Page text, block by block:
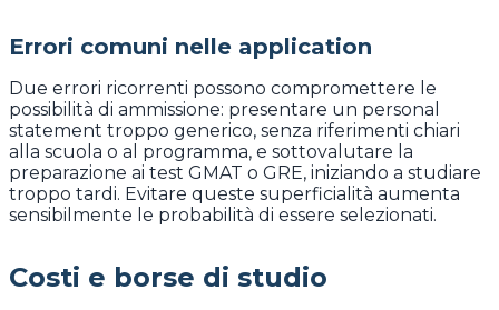
Errori comuni nelle application
Due errori ricorrenti possono compromettere le
possibilità di ammissione: presentare un personal
statement troppo generico, senza riferimenti chiari
alla scuola o al programma, e sottovalutare la
preparazione ai test GMAT o GRE, iniziando a studiare
troppo tardi. Evitare queste superficialità aumenta
sensibilmente le probabilità di essere selezionati.
Costi e borse di studio